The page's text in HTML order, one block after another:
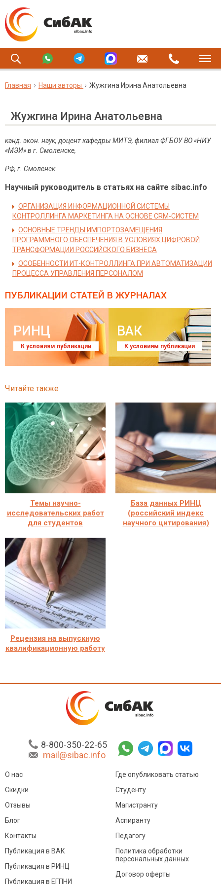
Главная Наши авторы Жужгина Ирина Анатольевна
Жужгина Ирина Анатольевна
канд. экон. наук, доцент кафедры МИТЭ, филиал ФГБОУ ВО «НИУ
«МЭИ» в г. Смоленске,
РФ, г. Смоленск
Научный руководитель в статьях на сайте sibac.info
ОРГАНИЗАЦИЯ ИНФОРМАЦИОННОЙ СИСТЕМЫ
КОНТРОЛЛИНГА МАРКЕТИНГА НА ОСНОВЕ CRM-СИСТЕМ
ОСНОВНЫЕ ТРЕНДЫ ИМПОРТОЗАМЕЩЕНИЯ
ПРОГРАММНОГО ОБЕСПЕЧЕНИЯ В УСЛОВИЯХ ЦИФРОВОЙ
ТРАНСФОРМАЦИИ РОССИЙСКОГО БИЗНЕСА
ОСОБЕННОСТИ ИТ-КОНТРОЛЛИНГА ПРИ АВТОМАТИЗАЦИИ
ПРОЦЕССА УПРАВЛЕНИЯ ПЕРСОНАЛОМ
ПУБЛИКАЦИИ СТАТЕЙ В ЖУРНАЛАХ
РИНЦ
К условиям публикации
ВАК
К условиям публикации
Читайте также
Темы научно-
исследовательских работ
для студентов
База данных РИНЦ
(российский индекс
научного цитирования)
Рецензия на выпускную
квалификационную работу
8-800-350-22-65
mail@sibac.info
О нас
Скидки
Отзывы
Блог
Контакты
Где опубликовать статью
Студенту
Магистранту
Аспиранту
Педагогу
Публикация в ВАК
Публикация в РИНЦ
Публикация в ЕГПНИ
Политика обработки
персональных данных
Договор оферты